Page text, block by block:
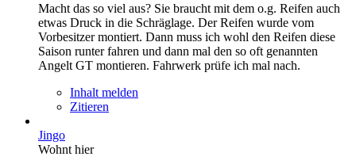
Macht das so viel aus? Sie braucht mit dem o.g. Reifen auch
etwas Druck in die Schräglage. Der Reifen wurde vom
Vorbesitzer montiert. Dann muss ich wohl den Reifen diese
Saison runter fahren und dann mal den so oft genannten
Angelt GT montieren. Fahrwerk prüfe ich mal nach.
Inhalt melden
Zitieren
Jingo
Wohnt hier